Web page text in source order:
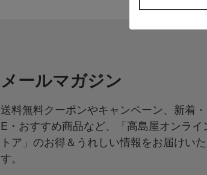
メールマガジン
送料無料クーポンやキャンペーン、新着
E・おすすめ商品など、「高島屋オンライ
トア」のお得＆うれしい情報をお届けい
す。